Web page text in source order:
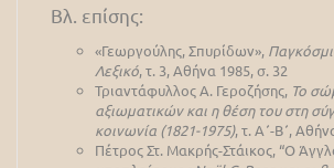
Βλ. επίσης:
«Γεωργούλης, Σπυρίδων»,
Λεξικό, τ. 3, Αθήνα 1985, σ. 32
Τριαντάφυλλος Α. Γεροζήσης, Το
αξιωματικών και η θέση του στη
κοινωνία (1821-1975), τ. Α΄-Β΄,
Πέτρος Στ. Μακρής-Στάικος, “Ο